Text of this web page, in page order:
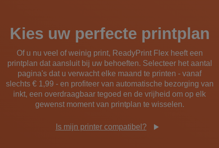
Kies uw perfecte printplan
Of u nu veel of weinig print, ReadyPrint Flex heeft een
printplan dat aansluit bij uw behoeften. Selecteer het aantal
pagina's dat u verwacht elke maand te printen - vanaf
slechts € 1,99 - en profiteer van automatische bezorging van
inkt, een overdraagbaar tegoed en de vrijheid om op elk
gewenst moment van printplan te wisselen.
Is mijn printer compatibel?